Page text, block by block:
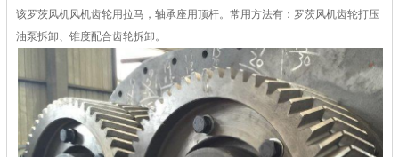
该罗茨风机风机齿轮用拉马，轴承座用顶杆。常用方法有：罗茨风机齿轮打压
油泵拆卸、锥度配合齿轮拆卸。